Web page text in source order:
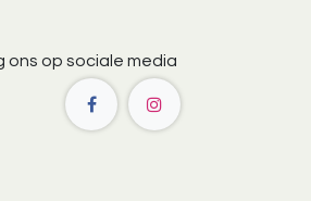
ons op sociale media